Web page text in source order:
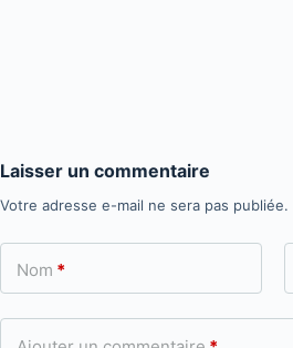
Laisser un commentaire
Votre adresse e-mail ne sera pas publiée.
Nom *